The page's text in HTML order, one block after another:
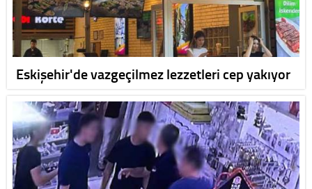
Eskişehir'de vazgeçilmez lezzetleri cep yakıyor